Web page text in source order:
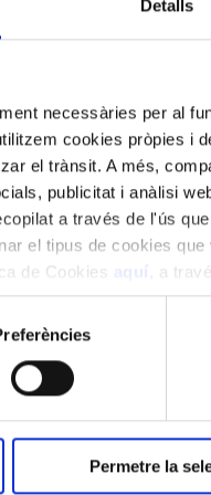
Detalls
necessàries per al
cookies pròpies i
el trànsit. A més,
publicitat i anàlisi
a través de l'ús
el tipus de cookies
de Cookies
aquí
, a
Permetre la
de "bestieses"
School, Escola
Liceu